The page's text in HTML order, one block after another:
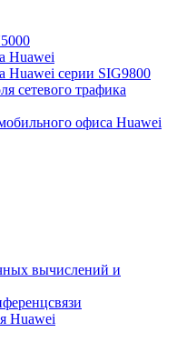
Huawei
Huawei серии SIG9800
сетевого трафика
офиса Huawei
вычислений и
Huawei